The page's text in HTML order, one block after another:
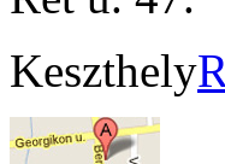
Keszthely